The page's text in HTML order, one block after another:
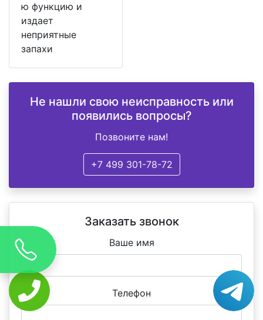
ю функцию и
издает
неприятные
запахи
Не нашли свою неисправность или
появились вопросы?
Позвоните нам!
+7 499 301-78-72
Заказать звонок
Ваше имя
Телефон